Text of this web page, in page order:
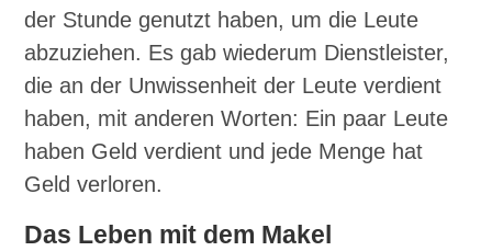
der Stunde genutzt haben, um die Leute
abzuziehen. Es gab wiederum Dienstleister,
die an der Unwissenheit der Leute verdient
haben, mit anderen Worten: Ein paar Leute
haben Geld verdient und jede Menge hat
Geld verloren.
Das Leben mit dem Makel